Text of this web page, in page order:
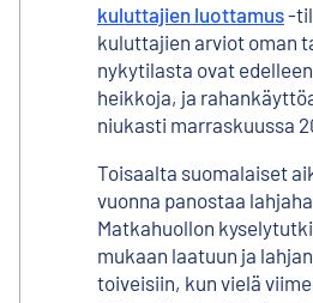
kuluttajien luottamus-
kuluttajien arviot oman
nykytilasta ovat
heikkoja, ja
niukasti marraskuussa
Toisaalta suomalaiset
vuonna panostaa
Matkahuollon
mukaan laatuun ja
toiveisiin, kun vielä